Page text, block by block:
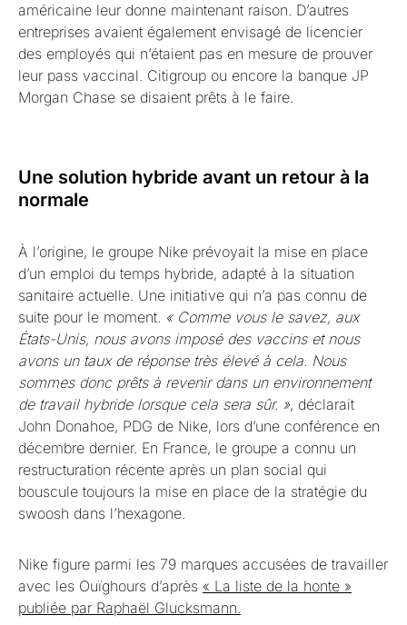
américaine leur donne maintenant raison. D’autres
entreprises avaient également envisagé de licencier
des employés qui n’étaient pas en mesure de prouver
leur pass vaccinal. Citigroup ou encore la banque JP
Morgan Chase se disaient prêts à le faire.
Une solution hybride avant un retour à la
normale
À l’origine, le groupe Nike prévoyait la mise en place
d’un emploi du temps hybride, adapté à la situation
sanitaire actuelle. Une initiative qui n’a pas connu de
suite pour le moment. « Comme vous le savez, aux
États-Unis, nous avons imposé des vaccins et nous
avons un taux de réponse très élevé à cela. Nous
sommes donc prêts à revenir dans un environnement
de travail hybride lorsque cela sera sûr. », déclarait
John Donahoe, PDG de Nike, lors d’une conférence en
décembre dernier. En France, le groupe a connu un
restructuration récente après un plan social qui
bouscule toujours la mise en place de la stratégie du
swoosh dans l’hexagone.
Nike figure parmi les 79 marques accusées de travailler
avec les Ouïghours d’après « La liste de la honte »
publiée par Raphaël Glucksmann.